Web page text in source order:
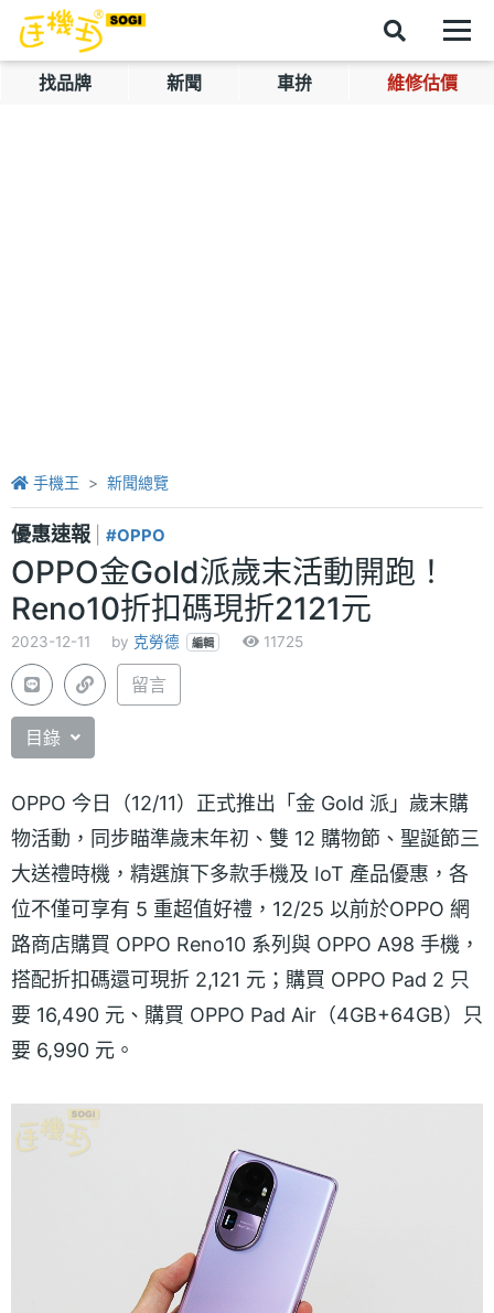
找品牌 新聞 車拚 維修估價
手機王 新聞總覽
優惠速報 #OPPO
OPPO金Gold派歲末活動開跑！
Reno10折扣碼現折2121元
2023-12-11 by 克勞德 編輯 11725
留言
目錄
OPPO 今日（12/11）正式推出「金 Gold 派」歲末購
物活動，同步瞄準歲末年初、雙 12 購物節、聖誕節三
大送禮時機，精選旗下多款手機及 IoT 產品優惠，各
位不僅可享有 5 重超值好禮，12/25 以前於OPPO 網
路商店購買 OPPO Reno10 系列與 OPPO A98 手機，
搭配折扣碼還可現折 2,121 元；購買 OPPO Pad 2 只
要 16,490 元、購買 OPPO Pad Air（4GB+64GB）只
要 6,990 元。